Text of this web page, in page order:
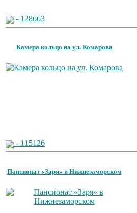
Забывший о
Плющенко отправляет
- 128663
Камера кольцо на ул. Комарова
- 115126
Пансионат «Заря» в Нижнезаморском